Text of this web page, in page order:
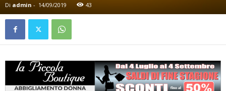
Di admin - 14/09/2019 43